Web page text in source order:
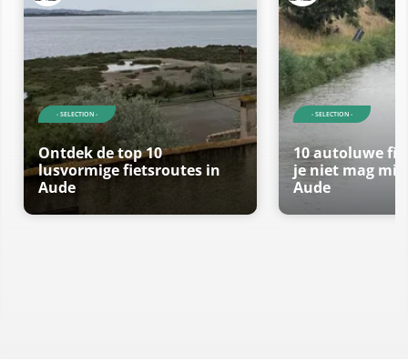
- SELECTION -
Ontdek de top 10
lusvormige fietsroutes in
Aude
- SELECTION -
10 autoluwe
je niet mag
Aude